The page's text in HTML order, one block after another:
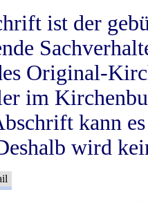
ist der
Original-
im
kann
wird